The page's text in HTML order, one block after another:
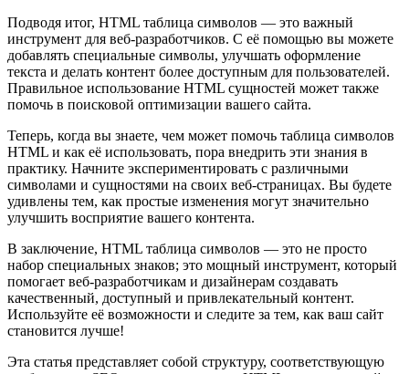
Подводя итог, HTML таблица символов — это важный
инструмент для веб-разработчиков. С её помощью вы можете
добавлять специальные символы, улучшать оформление
текста и делать контент более доступным для пользователей.
Правильное использование HTML сущностей может также
помочь в поисковой оптимизации вашего сайта.
Теперь, когда вы знаете, чем может помочь таблица символов
HTML и как её использовать, пора внедрить эти знания в
практику. Начните экспериментировать с различными
символами и сущностями на своих веб-страницах. Вы будете
удивлены тем, как простые изменения могут значительно
улучшить восприятие вашего контента.
В заключение, HTML таблица символов — это не просто
набор специальных знаков; это мощный инструмент, который
помогает веб-разработчикам и дизайнерам создавать
качественный, доступный и привлекательный контент.
Используйте её возможности и следите за тем, как ваш сайт
становится лучше!
Эта статья представляет собой структуру, соответствующую